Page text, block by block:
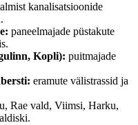
kanalisatsioonide
paneelmajade püstakute
Kopli): puitmajade
eramute välistrassid ja
Rae vald, Viimsi, Harku,